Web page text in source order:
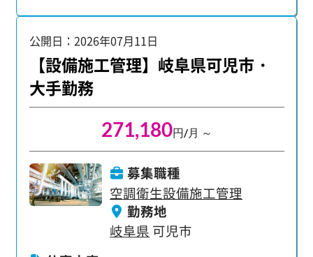
円を達成した社員もいます。 【あなたにお任せす
る業務】 プロジェクトの管理メンバーをサポート
する、幅広い業務です。 ・書類の整理やファイリ
ング ・建物の写真撮影 ・工事の進捗や作業品質の
チェック ・スケジュール調整 ・図面チェック ・打
ち合わせ ・工事全体の計画・調整 など 入社後はま
サポート業務を通して、現場や仕事の流れをじっ
くり学べます。 将来的には、プロジェクト全体の
進行管理を担うプロを目指せるチャンスです。 大
手・優良企業のビッグプロジェクトに多数携われ
るのも魅力です。 【未経験者も安心！充実のサポ
ート体制】 「建設業界は初めて…」という方もご
公開日：2026年07月11日
【設備施工管理】岐阜県可児市・
大手勤務
271,180円/月 ～
募集職種
空調衛生設備施工管理
勤務地
岐阜県 可児市